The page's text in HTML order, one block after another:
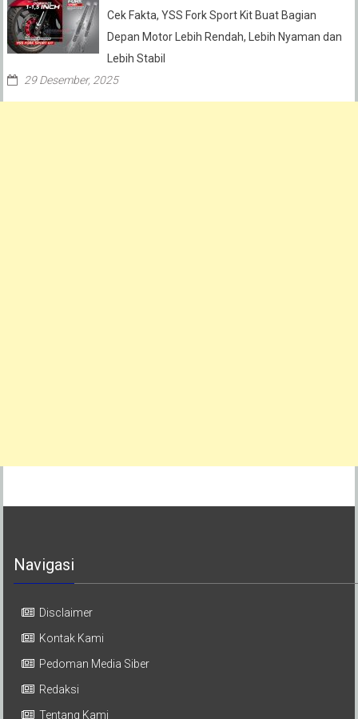
Cek Fakta, YSS Fork Sport Kit Buat Bagian
Depan Motor Lebih Rendah, Lebih Nyaman dan
Lebih Stabil
29 Desember, 2025
Navigasi
Disclaimer
Kontak Kami
Pedoman Media Siber
Redaksi
Tentang Kami